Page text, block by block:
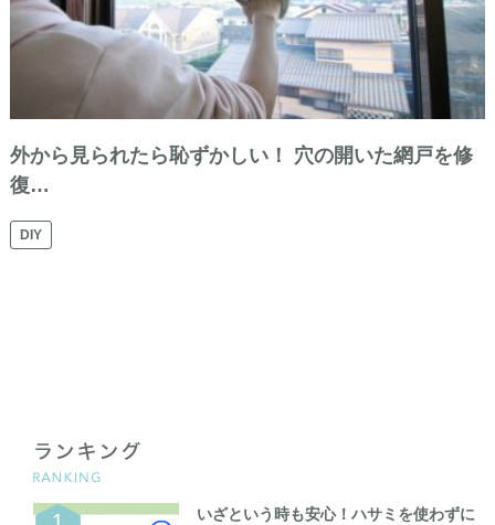
外から見られたら恥ずかしい！ 穴の開いた網戸を修
復…
DIY
いざという時も安心！ハサミを使わずに